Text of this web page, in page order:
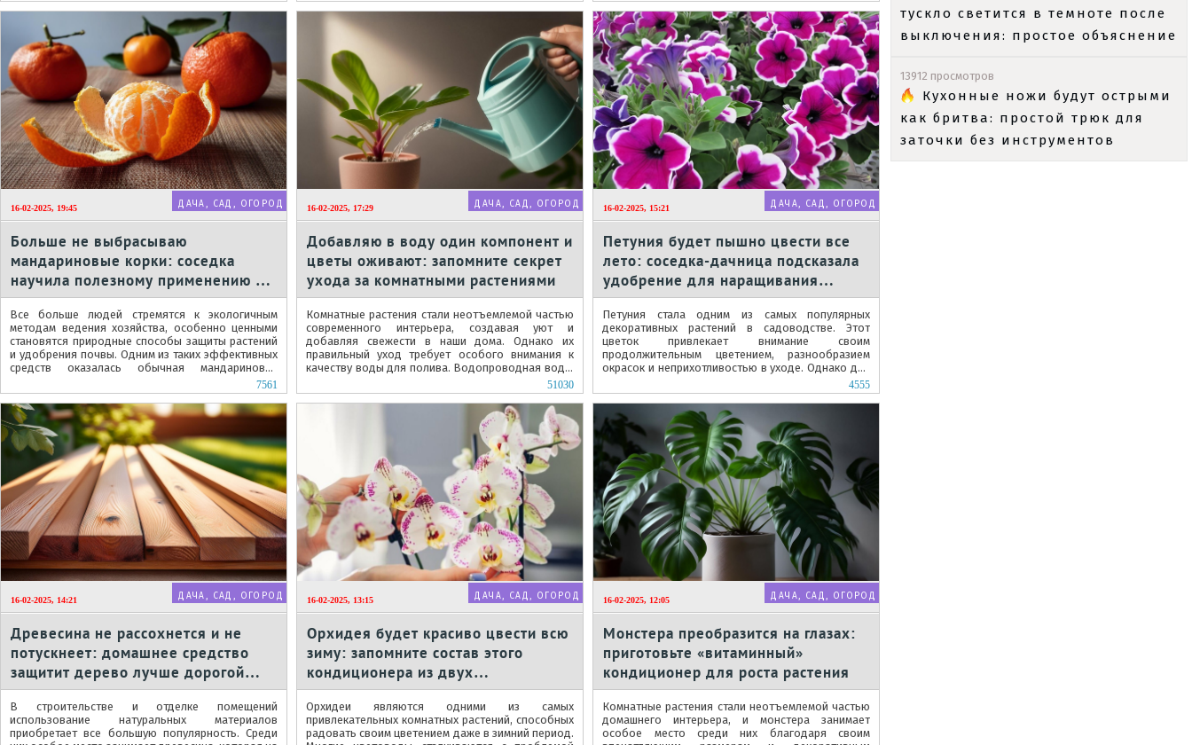
тускло светится в темноте после
выключения: простое объяснение
13912 просмотров
Кухонные ножи будут острыми
как бритва: простой трюк для
заточки без инструментов
16-02-2025, 19:45 ДАЧА, САД, ОГОРОД
Больше не выбрасываю
мандариновые корки: соседка
научила полезному применению на
даче
Все больше людей стремятся к экологичным
методам ведения хозяйства, особенно ценными
становятся природные способы защиты растений
и удобрения почвы. Одним из таких эффективных
средств оказалась обычная мандариновая
7561
16-02-2025, 17:29 ДАЧА, САД, ОГОРОД
Добавляю в воду один компонент и
цветы оживают: запомните секрет
ухода за комнатными растениями
Комнатные растения стали неотъемлемой частью
современного интерьера, создавая уют и
добавляя свежести в наши дома. Однако их
правильный уход требует особого внимания к
качеству воды для полива. Водопроводная вода,
51030
16-02-2025, 15:21 ДАЧА, САД, ОГОРОД
Петуния будет пышно цвести все
лето: соседка-дачница подсказала
удобрение для наращивания
зеленой массы
Петуния стала одним из самых популярных
декоративных растений в садоводстве. Этот
цветок привлекает внимание своим
продолжительным цветением, разнообразием
окрасок и неприхотливостью в уходе. Однако для
достижения максимальной декоративности
петунии...
4555
16-02-2025, 14:21 ДАЧА, САД, ОГОРОД
Древесина не рассохнется и не
потускнеет: домашнее средство
защитит дерево лучше дорогой
магазинной пропитки
В строительстве и отделке помещений
использование натуральных материалов
приобретает все большую популярность. Среди
16-02-2025, 13:15 ДАЧА, САД, ОГОРОД
Орхидея будет красиво цвести всю
зиму: запомните состав этого
кондиционера из двух
ингредиентов
Орхидеи являются одними из самых
привлекательных комнатных растений, способных
радовать своим цветением даже в зимний период.
16-02-2025, 12:05 ДАЧА, САД, ОГОРОД
Монстера преобразится на глазах:
приготовьте «витаминный»
кондиционер для роста растения
Комнатные растения стали неотъемлемой частью
домашнего интерьера, и монстера занимает
особое место среди них благодаря своим